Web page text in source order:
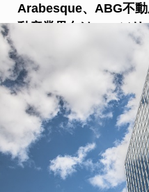
Arabesque、ABG不
動産業界向けESGソリ